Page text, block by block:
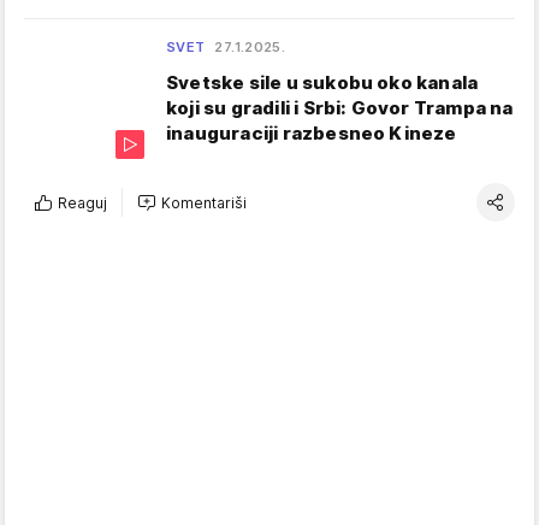
SVET 27.1.2025.
Svetske sile u sukobu oko kanala
koji su gradili i Srbi: Govor Trampa na
inauguraciji razbesneo Kineze
Reaguj Komentariši